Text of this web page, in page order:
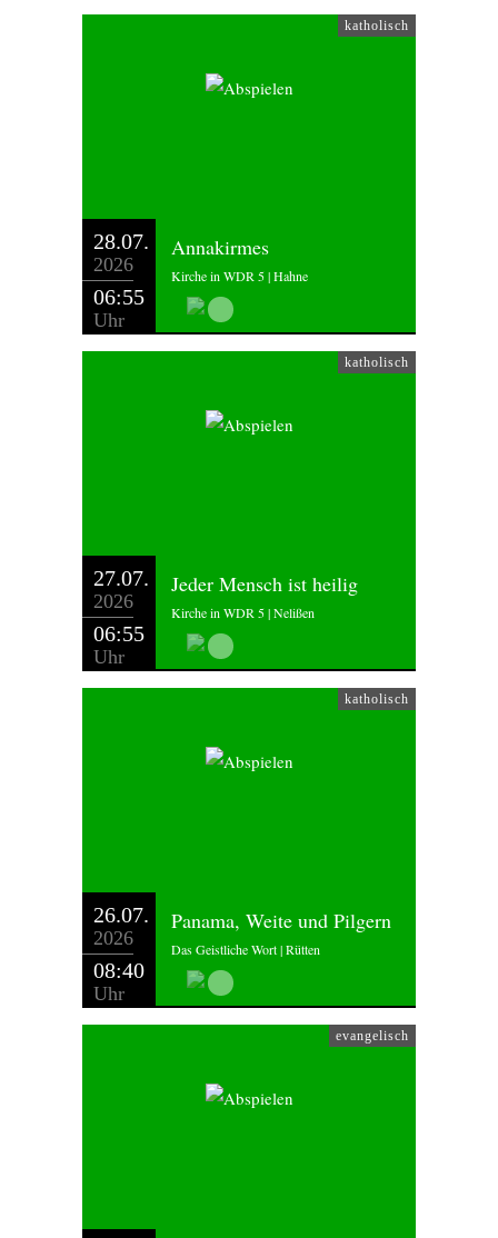
katholisch
28.07.
2026
06:55
Uhr
Annakirmes
Kirche in WDR 5 | Hahne
katholisch
27.07.
2026
06:55
Uhr
Jeder Mensch ist heilig
Kirche in WDR 5 | Nelißen
katholisch
26.07.
2026
08:40
Uhr
Panama, Weite und Pilgern
Das Geistliche Wort | Rütten
evangelisch